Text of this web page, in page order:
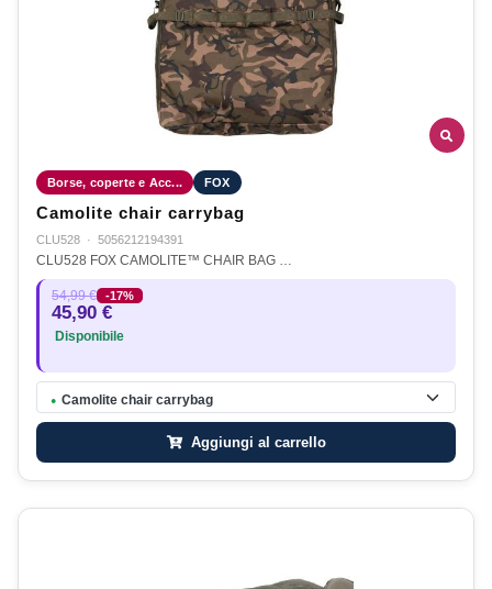
Borse, coperte e Acc... FOX
Camolite chair carrybag
CLU528 · 5056212194391
CLU528 FOX CAMOLITE™ CHAIR BAG …
54,99 € -17%
45,90 €
Disponibile
● Camolite chair carrybag
Aggiungi al carrello